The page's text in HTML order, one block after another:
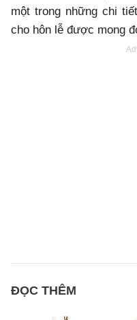
một trong những chi
cho hôn lễ được mong
ĐỌC THÊM